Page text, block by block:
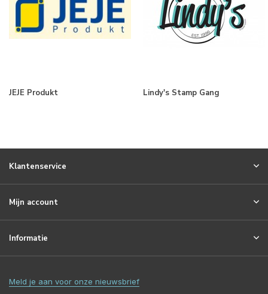
JEJE Produkt Lindy's Stamp Gang
Klantenservice
Mijn account
Informatie
Meld je aan voor onze nieuwsbrief